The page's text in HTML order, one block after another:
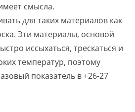
смысла.
для таких материалов как
Эти материалы, основой
иссыхаться, трескаться и
температур, поэтому
показатель в +26-27